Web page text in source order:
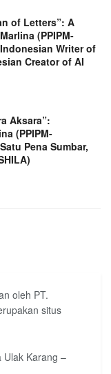
of Letters”: A
(PPIPM-
Writer of
Creator of AI
Aksara”:
(PPIPM-
Pena Sumbar,
oleh PT.
situs
Ulak Karang –